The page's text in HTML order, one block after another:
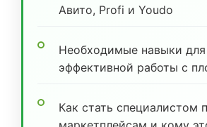
Авито, Profi и Youdo
Необходимые навыки для
эффективной работы с
Как стать специалистом